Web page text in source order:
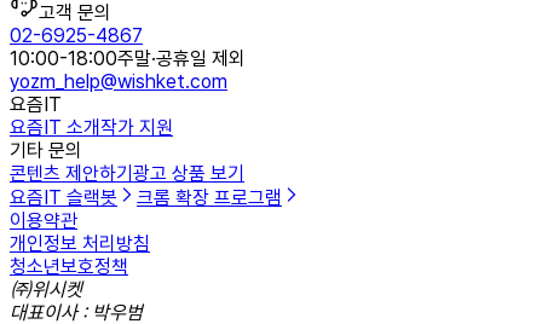
고객 문의
02-6925-4867
10:00-18:00주말·공휴일 제외
yozm_help@wishket.com
요즘IT
요즘IT 소개작가 지원
기타 문의
콘텐츠 제안하기 광고 상품 보기
요즘IT 슬랙봇
크롬 확장 프로그램
이용약관
개인정보 처리방침
청소년보호정책
㈜위시켓
대표이사 : 박우범